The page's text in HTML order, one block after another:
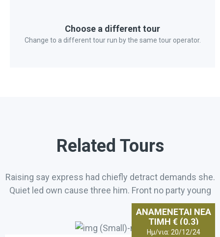
Choose a different tour
Change to a different tour run by the same tour operator.
Related Tours
Raising say express had chiefly detract demands she.
Quiet led own cause three him. Front no party young
ΑΝΑΜΕΝΕΤΑΙ ΝΕΑ
ΤΙΜΗ € (0.3)
Ημ/νια: 20/12/24